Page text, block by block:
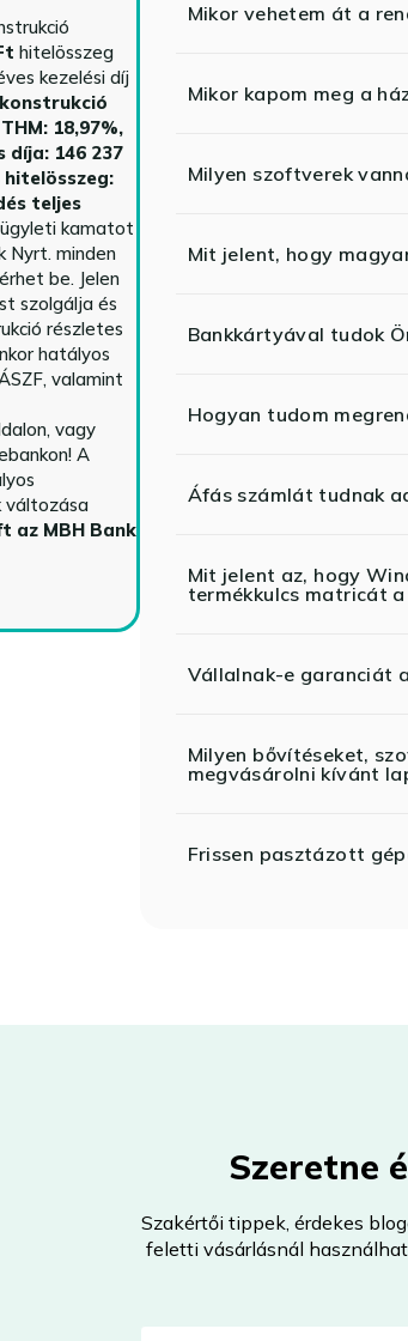
hitelösszeg
kezelési díj
18,97%,
díja: 146 237
teljes
kamatot
Nyrt. minden
be. Jelen
szolgálja és
részletes
hatályos
valamint
vagy
A
változása
az MBH Bank
Mikor vehetem át a
Mikor kapom meg a
Milyen szoftverek
Mit jelent, hogy
Bankkártyával tudok
Hogyan tudom
Áfás számlát tudnak
Mit jelent az, hogy
termékkulcs matricát
Vállalnak-e garanciát
Milyen bővítéseket,
megvásárolni kívánt
Frissen pasztázott
Szeretne
Szakértői tippek, érdekes
feletti vásárlásnál